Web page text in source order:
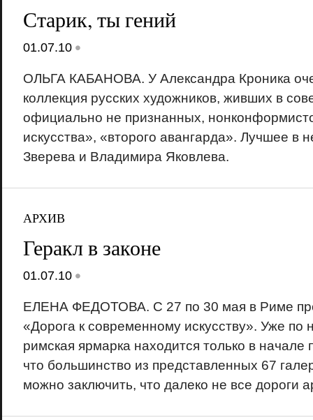
Старик, ты гений
01.07.10 •
ОЛЬГА КАБАНОВА. У Александра Кроника
коллекция русских художников, живших в
официально не признанных,
искусства», «второго авангарда». Лучшее
Зверева и Владимира Яковлева.
АРХИВ
Геракл в законе
01.07.10 •
ЕЛЕНА ФЕДОТОВА. С 27 по 30 мая в Риме
«Дорога к современному искусству». Уже по
римская ярмарка находится только в начале
что большинство из представленных 67
можно заключить, что далеко не все дороги